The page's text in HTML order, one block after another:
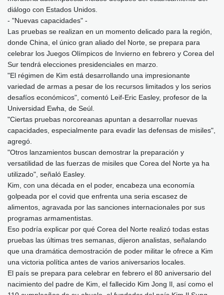
diálogo con Estados Unidos.
- "Nuevas capacidades" -
Las pruebas se realizan en un momento delicado para la región,
donde China, el único gran aliado del Norte, se prepara para
celebrar los Juegos Olímpicos de Invierno en febrero y Corea del
Sur tendrá elecciones presidenciales en marzo.
"El régimen de Kim está desarrollando una impresionante
variedad de armas a pesar de los recursos limitados y los serios
desafíos económicos", comentó Leif-Eric Easley, profesor de la
Universidad Ewha, de Seúl.
"Ciertas pruebas norcoreanas apuntan a desarrollar nuevas
capacidades, especialmente para evadir las defensas de misiles",
agregó.
"Otros lanzamientos buscan demostrar la preparación y
versatilidad de las fuerzas de misiles que Corea del Norte ya ha
utilizado", señaló Easley.
Kim, con una década en el poder, encabeza una economía
golpeada por el covid que enfrenta una seria escasez de
alimentos, agravada por las sanciones internacionales por sus
programas armamentistas.
Eso podría explicar por qué Corea del Norte realizó todas estas
pruebas las últimas tres semanas, dijeron analistas, señalando
que una dramática demostración de poder militar le ofrece a Kim
una victoria política antes de varios aniversarios locales.
El país se prepara para celebrar en febrero el 80 aniversario del
nacimiento del padre de Kim, el fallecido Kim Jong Il, así como el